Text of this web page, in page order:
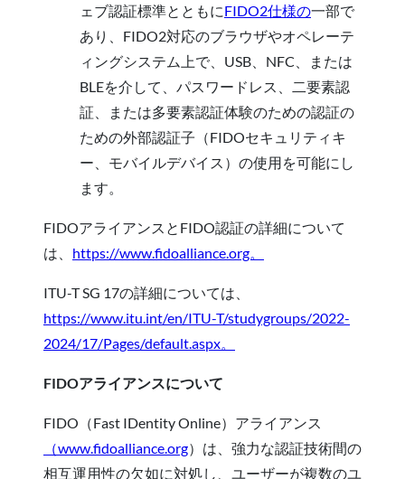
ェブ認証標準とともにFIDO2仕様の一部で
あり、FIDO2対応のブラウザやオペレーテ
ィングシステム上で、USB、NFC、または
BLEを介して、パスワードレス、二要素認
証、または多要素認証体験のための認証の
ための外部認証子（FIDOセキュリティキ
ー、モバイルデバイス）の使用を可能にし
ます。
FIDOアライアンスとFIDO認証の詳細について
は、 https://www.fidoalliance.org。
ITU-T SG 17の詳細については、
https://www.itu.int/en/ITU-T/studygroups/2022-
2024/17/Pages/default.aspx。
FIDOアライアンスについて
FIDO（Fast IDentity Online）アライアンス
（www.fidoalliance.org）は、強力な認証技術間の
相互運用性の欠如に対処し、ユーザーが複数のユ